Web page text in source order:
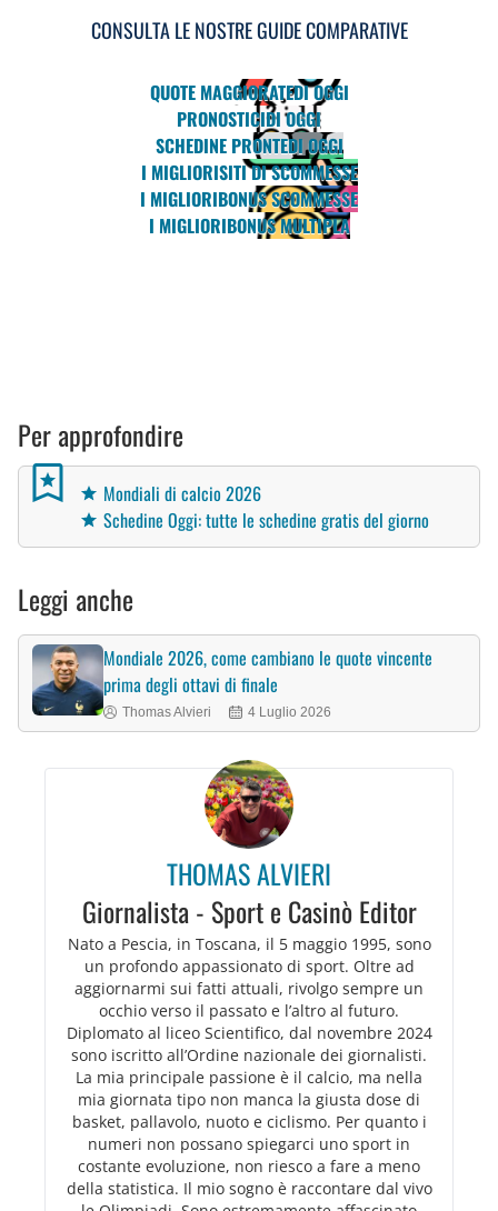
CONSULTA LE NOSTRE GUIDE COMPARATIVE
QUOTE MAGGIORATEDI OGGI
PRONOSTICIDI OGGI
SCHEDINE PRONTEDI OGGI
I MIGLIORISITI DI SCOMMESSE
I MIGLIORIBONUS SCOMMESSE
I MIGLIORIBONUS MULTIPLA
Per approfondire
Mondiali di calcio 2026
Schedine Oggi: tutte le schedine gratis del giorno
Leggi anche
Mondiale 2026, come cambiano le quote vincente
prima degli ottavi di finale
Thomas Alvieri 4 Luglio 2026
THOMAS ALVIERI
Giornalista - Sport e Casinò Editor
Nato a Pescia, in Toscana, il 5 maggio 1995, sono
un profondo appassionato di sport. Oltre ad
aggiornarmi sui fatti attuali, rivolgo sempre un
occhio verso il passato e l’altro al futuro.
Diplomato al liceo Scientifico, dal novembre 2024
sono iscritto all’Ordine nazionale dei giornalisti.
La mia principale passione è il calcio, ma nella
mia giornata tipo non manca la giusta dose di
basket, pallavolo, nuoto e ciclismo. Per quanto i
numeri non possano spiegarci uno sport in
costante evoluzione, non riesco a fare a meno
della statistica. Il mio sogno è raccontare dal vivo